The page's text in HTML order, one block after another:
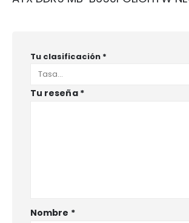
Tu clasificación *
Tu reseña *
Nombre *